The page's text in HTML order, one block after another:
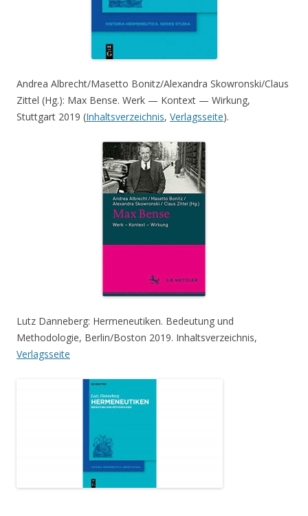
Andrea Albrecht/Masetto Bonitz/Alexandra Skowronski/Claus
Zittel (Hg.): Max Bense. Werk — Kontext — Wirkung,
Stuttgart 2019 (Inhaltsverzeichnis, Verlagsseite).
Lutz Danneberg: Hermeneutiken. Bedeutung und
Methodologie, Berlin/Boston 2019. Inhaltsverzeichnis,
Verlagsseite